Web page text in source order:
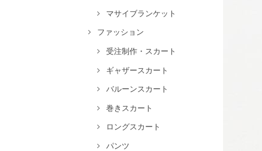
マサイブランケット
ファッション
受注制作・スカート
ギャザースカート
バルーンスカート
巻きスカート
ロングスカート
パンツ